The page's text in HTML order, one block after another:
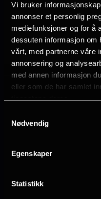
Vi bruker
annonser et personlig
mediefunksjoner og for å
dessuten informasjon om
vårt, med partnerne våre
annonsering og
med annen informasjon
eller som de har samlet
Nødvendig
Egenskaper
Statistikk
(272 stemmer
Ariana Grande
Bowen Yang
Michelle Yeoh
Cynthia Erivo
Jonathan Bailey
Ethan Slater
Se mer